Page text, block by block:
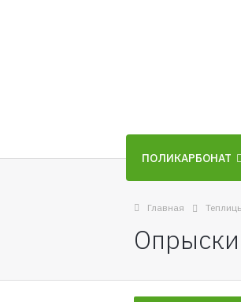
ПОЛИКАРБОНАТ
Главная